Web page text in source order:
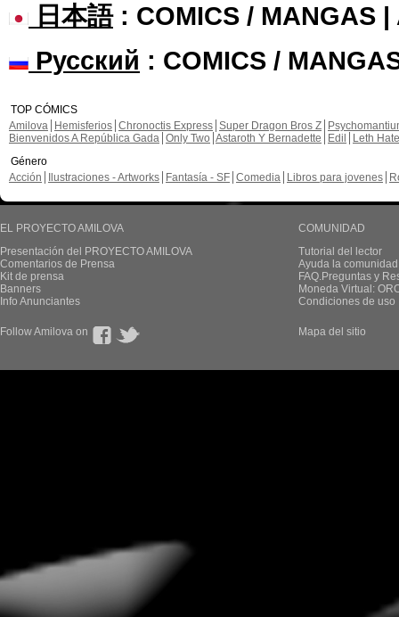
日本語: COMICS / MANGAS |
Русский : COMICS /
TOP CÓMICS
Amilova
Hemisferios Chronoctis Express Super Dragon Bros Z
Bienvenidos A República Gada Only Two Astaroth Y Bernadette Edil
Leth Hate
Género
Acción
Ilustraciones - Artworks Fantasía - SF Comedia Libros para jovenes
EL PROYECTO AMILOVA
Presentación del PROYECTO AMILOVA
Comentarios de Prensa
Kit de prensa
Banners
Info Anunciantes
COMUNIDAD
Tutorial del lector
Ayuda la
FAQ.Preguntas y
Moneda Virtual:
Condiciones de uso
Follow Amilova on Mapa del sitio